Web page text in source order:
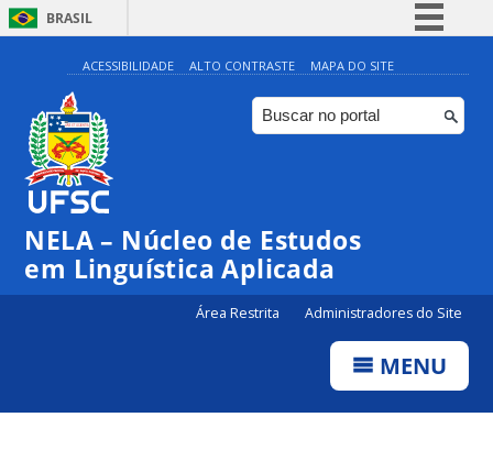
BRASIL
Simplifique!
Comunica BR
Participe
Canais
ACESSIBILIDADE ALTO CONTRASTE MAPA DO SITE
NELA – Núcleo de Estudos
em Linguística Aplicada
Área Restrita Administradores do Site
MENU